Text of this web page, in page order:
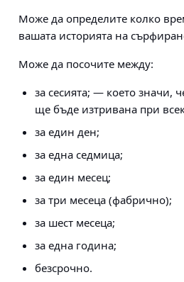
Може да определите колко
вашата историята на
Може да посочите между:
за сесията; — което значи,
ще бъде изтривана при
за един ден;
за една седмица;
за един месец;
за три месеца (фабрично);
за шест месеца;
за една година;
безсрочно.